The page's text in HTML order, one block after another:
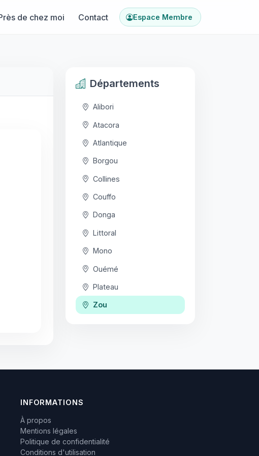
de chez moi Contact Espace Membre
Départements
Alibori
Atacora
Atlantique
Borgou
Collines
Couffo
Donga
Littoral
Mono
Ouémé
Plateau
Zou
INFORMATIONS
À propos
Mentions légales
Politique de confidentialité
Conditions d'utilisation